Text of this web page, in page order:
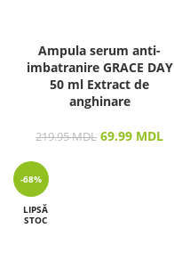
Ampula serum anti-
imbatranire GRACE DAY
50 ml Extract de
anghinare
219.95MDL 69.99 MDL
-68%
LIPSĂ
STOC